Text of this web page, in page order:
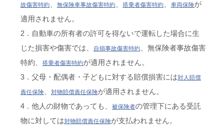
故傷害特約、 無保険車事故傷害特約、 搭乗者傷害特約、 車両保険が
適用されません。
2．自動車の所有者の許可を得ないで運転した場合に生
じた損害や傷害では、
自損事故傷害特約、無保険者事故傷害
特約、
搭乗者傷害特約が適用されません。
3．父母・配偶者・子どもに対する賠償損害には対人賠償
責任保険、 対物賠償責任保険が適用されません。
4．他人の財物であっても、
被保険者の管理下にある受託
物に対しては対物賠償責任保険が支払われません。